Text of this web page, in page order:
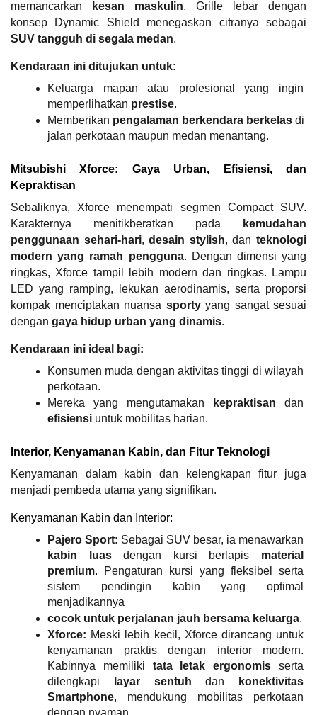
memancarkan
kesan maskulin. Grille lebar dengan
SUV tangguh di segala medan.
Kendaraan ini ditujukan untuk:
Keluarga mapan atau profesional yang ingin
memperlihatkan prestise.
Memberikan pengalaman berkendara berkelas di
jalan perkotaan maupun medan menantang.
Mitsubishi Xforce: Gaya Urban, Efisiensi, dan
Kepraktisan
Sebaliknya, Xforce menempati segmen Compact SUV.
Karakternya menitikberatkan pada
kemudahan
penggunaan sehari-hari, desain stylish, dan teknologi
modern yang ramah pengguna. Dengan dimensi yang
ringkas, Xforce tampil lebih modern dan ringkas. Lampu
LED yang ramping, lekukan aerodinamis, serta proporsi
kompak menciptakan nuansa sporty yang sangat sesuai
dengan gaya hidup urban yang dinamis.
Kendaraan ini ideal bagi:
Konsumen muda dengan aktivitas tinggi di wilayah
perkotaan.
Mereka yang mengutamakan
kepraktisan
efisiensi untuk mobilitas harian.
Interior, Kenyamanan Kabin, dan Fitur Teknologi
Kenyamanan dalam kabin dan kelengkapan fitur juga
menjadi pembeda utama yang signifikan.
Kenyamanan Kabin dan Interior:
Pajero Sport:
kabin luas dengan kursi berlapis material
premium. Pengaturan kursi yang fleksibel serta
sistem pendingin kabin yang optimal
menjadikannya
cocok untuk perjalanan jauh bersama keluarga.
Xforce: Meski lebih kecil, Xforce dirancang untuk
kenyamanan praktis dengan interior modern.
Kabinnya memiliki tata letak ergonomis serta
dilengkapi
layar sentuh dan
konektivitas
Smartphone, mendukung mobilitas perkotaan